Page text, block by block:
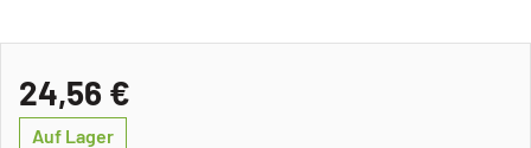
24,56 €
Auf Lager